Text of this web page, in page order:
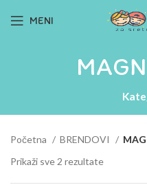
MENI
Početna BRENDOVI
Prikaži sve 2 rezultate